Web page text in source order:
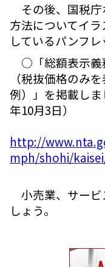
その後、国税庁
方法についてイ
しているパンフレ
○「総額表示義
（税抜価格のみ
例）」を掲載し
年10月3日）
http://
mph/shohi/
小売業、サービ
しょう。